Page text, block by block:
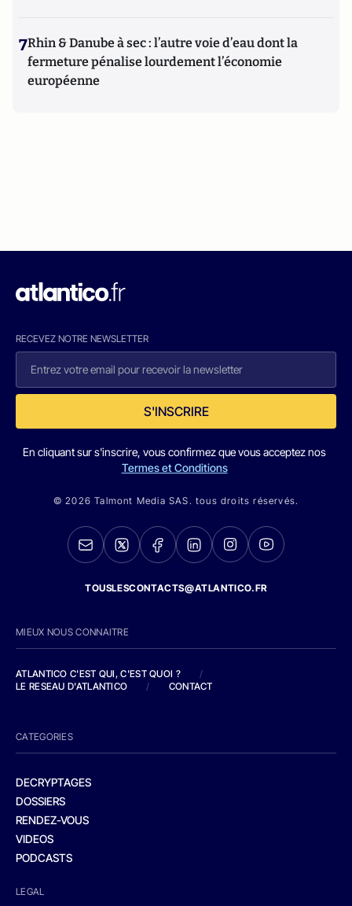
7Rhin & Danube à sec : l’autre voie d’eau dont la
fermeture pénalise lourdement l’économie
européenne
RECEVEZ NOTRE NEWSLETTER
S'INSCRIRE
En cliquant sur s'inscrire, vous confirmez que vous acceptez nos
Termes et Conditions
© 2026 Talmont Media SAS. tous droits réservés.
TOUSLESCONTACTS@ATLANTICO.FR
MIEUX NOUS CONNAITRE
ATLANTICO C'EST QUI, C'EST QUOI ?
/
LE RESEAU D'ATLANTICO
/ CONTACT
CATEGORIES
DECRYPTAGES
DOSSIERS
RENDEZ-VOUS
VIDEOS
PODCASTS
LEGAL